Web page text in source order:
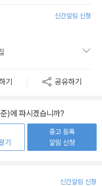
신간알림 신청
기 공유하기
)에 파시겠습니까?
기
중고 등록
알림 신청
신간알림 신청